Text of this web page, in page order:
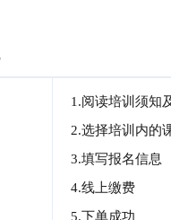
1.阅读培训须知
2.选择培训内的
3.填写报名信息
4.线上缴费
5.下单成功